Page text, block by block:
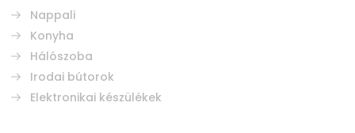
Nappali
Konyha
Hálószoba
Irodai bútorok
Elektronikai készülékek